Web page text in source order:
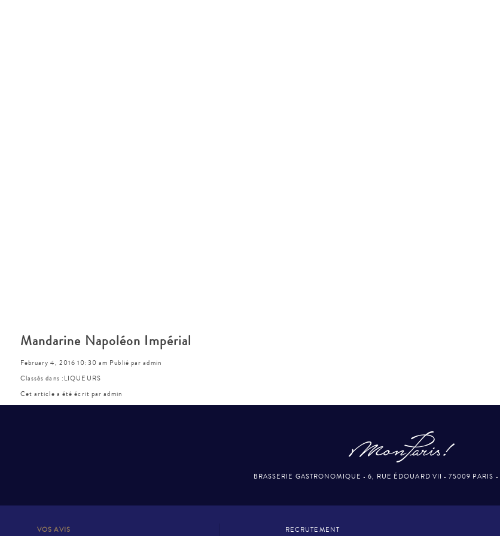
Mandarine Napoléon Impérial
February 4, 2016 10:30 am Publié paradmin
Classés dans : LIQUEURS
Cet article a été écrit par admin
BRASSERIE GASTRONOMIQUE • 6, RUE ÉDOUARD VII • 75009 PARIS •
VOS AVIS RECRUTEMENT